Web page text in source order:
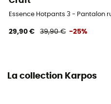
Essence Hotpants 3 - Pantalon
29,90 € 39,90 € -25%
La collection Karpos